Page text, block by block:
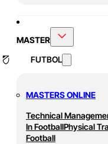
MASTER
FUTBOL
MASTERS ONLINE
Technical
In FootballPhysical
Football